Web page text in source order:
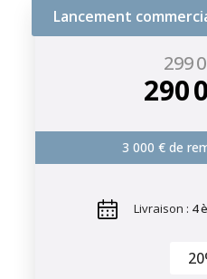
Lancement
299
290
3 000 € de
Livraison : 4